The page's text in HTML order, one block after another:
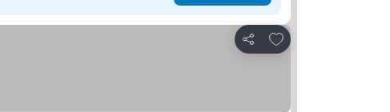
Compartir
Añadir a favoritos